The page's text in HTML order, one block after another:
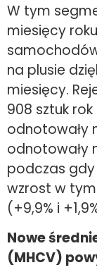
W tym
miesięcy
na plusie
miesięcy.
908 sztuk
odnotowały
odnotowały
podczas gdy
wzrost w
(+9,9% i
Nowe
(MHCV)